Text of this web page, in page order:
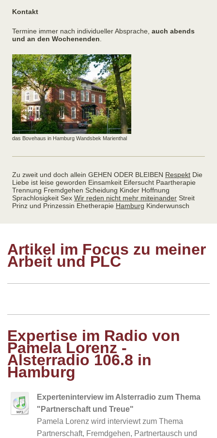
Kontakt
Termine immer nach individueller Absprache, auch abends
und an den Wochenenden
das Bovehaus in Hamburg Wandsbek Marienthal
Zu zweit und doch allein GEHEN ODER BLEIBEN Respekt Die
Liebe ist leise geworden Einsamkeit Eifersucht Paartherapie
Trennung Fremdgehen Scheidung Kinder Hoffnung
Sprachlosigkeit Sex Wir reden nicht mehr miteinander Streit
Prinz und Prinzessin Ehetherapie Hamburg Kinderwunsch
Artikel im Focus zu meiner
Arbeit und PLC
Expertise im Radio von
Pamela Lorenz -
Alsterradio 106.8 in
Hamburg
Experteninterview im Alsterradio zum Thema
"Partnerschaft und Treue"
Pamela Lorenz wird interviewt zum Thema
Partnerschaft, Fremdgehen, Partnertausch und